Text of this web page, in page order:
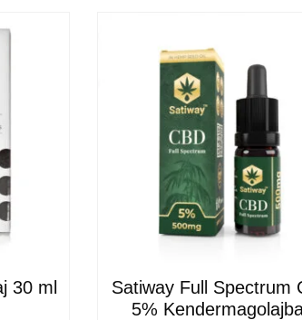
30 ml
Satiway Full Spectrum
5%